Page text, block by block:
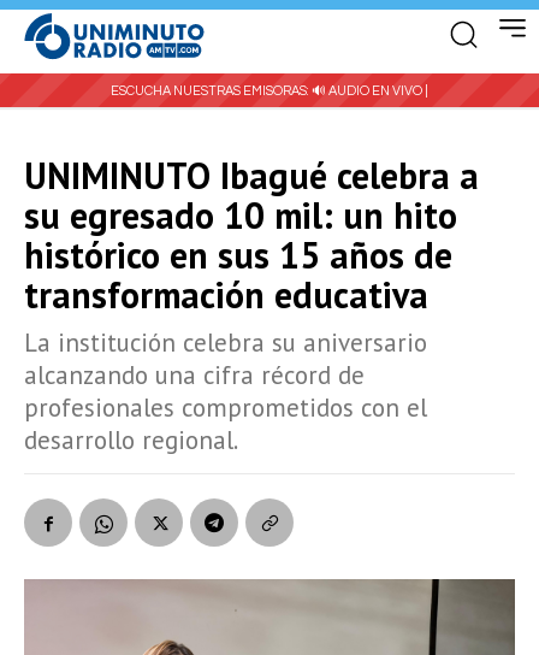
ESCUCHA NUESTRAS EMISORAS: 🔊 AUDIO EN VIVO |
UNIMINUTO Ibagué celebra a
su egresado 10 mil: un hito
histórico en sus 15 años de
transformación educativa
La institución celebra su aniversario
alcanzando una cifra récord de
profesionales comprometidos con el
desarrollo regional.